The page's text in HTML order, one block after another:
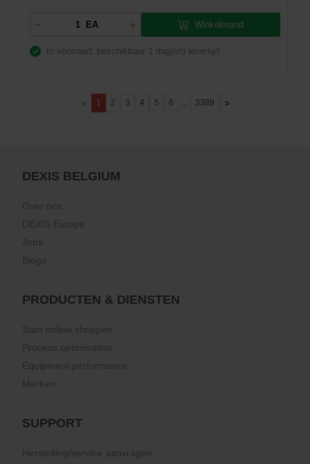
EA Winkelmand
In voorraad: beschikbaar 1 dag(en) levertijd
1 2 3 4 5 6 ... 3389
DEXIS BELGIUM
Over ons
DEXIS Europe
Jobs
Blogs
PRODUCTEN & DIENSTEN
Start online shoppen
Process optimisation
Equipment performance
Merken
SUPPORT
Herstelling/service aanvragen